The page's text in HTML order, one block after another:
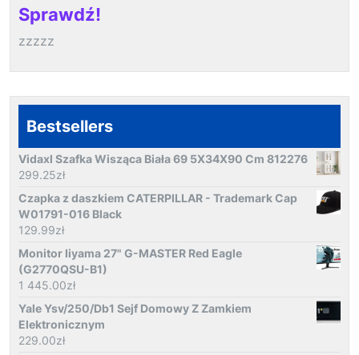
Sprawdź!
zzzzz
Bestsellers
Vidaxl Szafka Wisząca Biała 69 5X34X90 Cm 812276
299.25zł
Czapka z daszkiem CATERPILLAR - Trademark Cap
W01791-016 Black
129.99zł
Monitor Iiyama 27" G-MASTER Red Eagle
(G2770QSU-B1)
1 445.00zł
Yale Ysv/250/Db1 Sejf Domowy Z Zamkiem
Elektronicznym
229.00zł